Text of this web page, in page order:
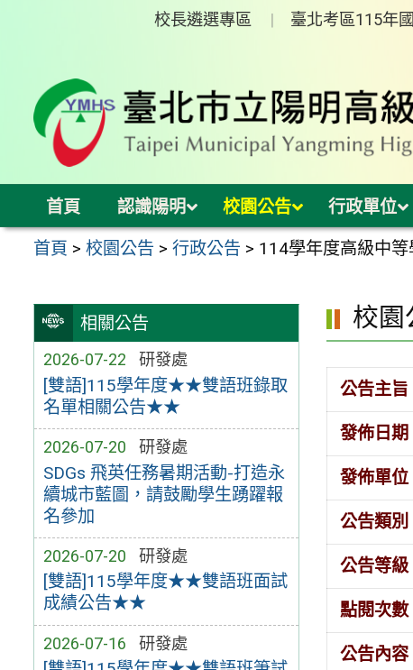
校長遴選專區 臺北考區115年
首頁 認識陽明 校園公告 行政單位
首頁 >校園公告 >行政公告 > 114學年度高級中
相關公告
2026-07-22 研發處
[雙語]115學年度★★雙語班錄取
名單相關公告★★
2026-07-20 研發處
SDGs 飛英任務暑期活動-打造永
續城市藍圖，請鼓勵學生踴躍報
名參加
2026-07-20 研發處
[雙語]115學年度★★雙語班面試
成績公告★★
2026-07-16 研發處
校園
公告主旨
發佈日期
發佈單位
公告類別
公告等級
點閱次數
公告內容